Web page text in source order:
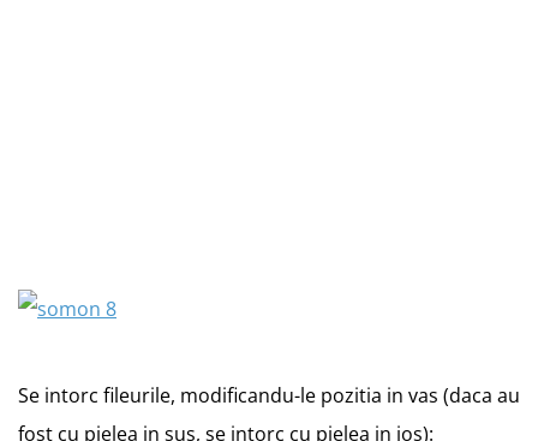
Se intorc fileurile, modificandu-le pozitia in vas (daca au
fost cu pielea in sus, se intorc cu pielea in jos):